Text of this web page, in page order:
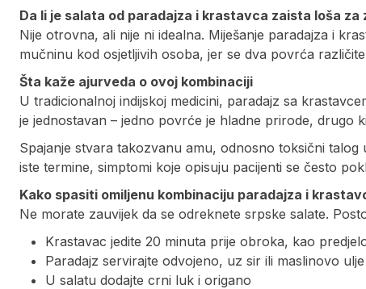
Da li je salata od paradajza i krastavca zaista loša za
Nije otrovna, ali nije ni idealna. Miješanje paradajza i
mučninu kod osjetljivih osoba, jer se dva povrća
Šta kaže ajurveda o ovoj kombinaciji
U tradicionalnoj indijskoj medicini, paradajz sa
je jednostavan – jedno povrće je hladne prirode, drugo
Spajanje stvara takozvanu amu, odnosno toksični
iste termine, simptomi koje opisuju pacijenti se često
Kako spasiti omiljenu kombinaciju paradajza i
Ne morate zauvijek da se odreknete srpske salate.
Krastavac jedite 20 minuta prije obroka, kao
Paradajz servirajte odvojeno, uz sir ili maslinovo ulje
U salatu dodajte crni luk i origano